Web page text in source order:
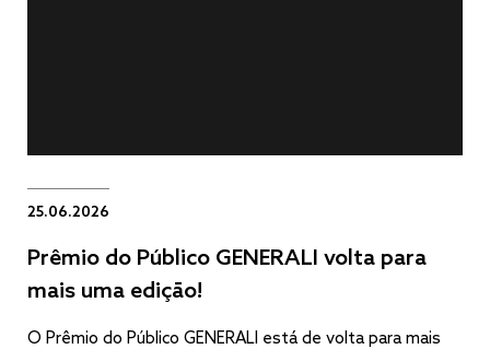
25.06.2026
Prêmio do Público GENERALI volta para
mais uma edição!
O Prêmio do Público GENERALI está de volta para mais